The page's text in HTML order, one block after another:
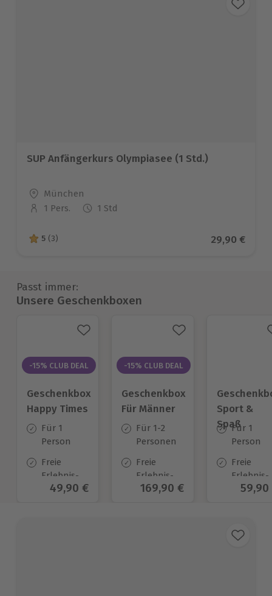
SUP Anfängerkurs Olympiasee (1 Std.)
Standort
München
Anzahl der Teilnehmer
1 Pers. 1 Std
5 von 5 Sternen basierend auf 3 Bewertungen
5 (3) Aktueller
29,90 €
Passt immer:
Unsere Geschenkboxen
-15% CLUB DEAL
Geschenkbox
Happy Times
Für 1
Person
Freie
Erlebnis-
Auswahl
Aktueller Preis
49,90 €
-15% CLUB DEAL
Geschenkbox
Für Männer
Für 1-2
Personen
Freie
Erlebnis-
Auswahl
Aktueller Preis
169,90 €
Sport &
SpaßFür 1
Person
Freie
Erlebnis-
Auswahl
59,90